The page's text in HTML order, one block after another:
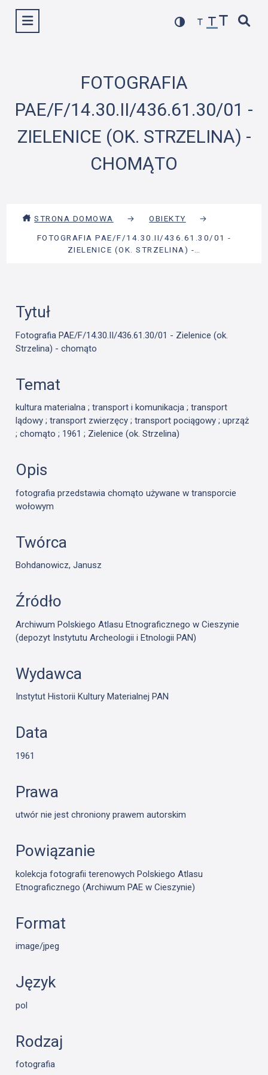
Wyświetl menu
FOTOGRAFIA
PAE/F/14.30.II/436.61.30/01 -
ZIELENICE (OK. STRZELINA) -
CHOMĄTO
STRONA DOMOWA → OBIEKTY
→
FOTOGRAFIA PAE/F/14.30.II/436.61.30/01 -
ZIELENICE (OK. STRZELINA) -…
Tytuł
Fotografia PAE/F/14.30.II/436.61.30/01 - Zielenice (ok.
Strzelina) - chomąto
Temat
kultura materialna ; transport i komunikacja ; transport
lądowy ; transport zwierzęcy ; transport pociągowy ; uprząż
; chomąto ; 1961 ; Zielenice (ok. Strzelina)
Opis
fotografia przedstawia chomąto używane w transporcie
wołowym
Twórca
Bohdanowicz, Janusz
Źródło
Archiwum Polskiego Atlasu Etnograficznego w Cieszynie
(depozyt Instytutu Archeologii i Etnologii PAN)
Wydawca
Instytut Historii Kultury Materialnej PAN
Data
1961
Prawa
utwór nie jest chroniony prawem autorskim
Powiązanie
kolekcja fotografii terenowych Polskiego Atlasu
Etnograficznego (Archiwum PAE w Cieszynie)
Format
image/jpeg
Język
pol
Rodzaj
fotografia